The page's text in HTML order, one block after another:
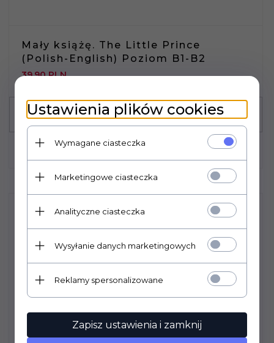
Mały książę. The Little Prince
(Polish-English) Poziom B1-B2
39,90 PLN
Ustawienia plików cookies
Wymagane ciasteczka
Marketingowe ciasteczka
Analityczne ciasteczka
Wysyłanie danych marketingowych
Reklamy spersonalizowane
Zapisz ustawienia i zamknij